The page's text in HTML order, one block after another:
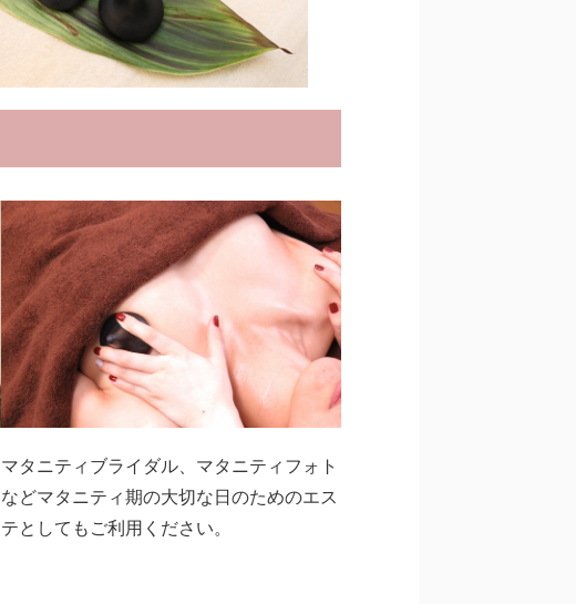
マタニティブライダル、マタニティフォト
などマタニティ期の大切な日のためのエス
テとしてもご利用ください。